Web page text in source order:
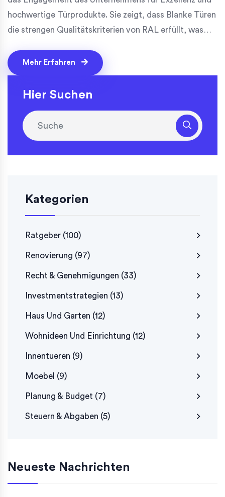
hochwertige Türprodukte. Sie zeigt, dass Blanke Türen
die strengen Qualitätskriterien von RAL erfüllt, was
erstklassigen Türlösungen stärkt.
Mehr Erfahren
Hier Suchen
Kategorien
Ratgeber (100)
Renovierung (97)
Recht & Genehmigungen (33)
Investmentstrategien (13)
Haus Und Garten (12)
Wohnideen Und Einrichtung (12)
Innentueren (9)
Moebel (9)
Planung & Budget (7)
Steuern & Abgaben (5)
Neueste Nachrichten